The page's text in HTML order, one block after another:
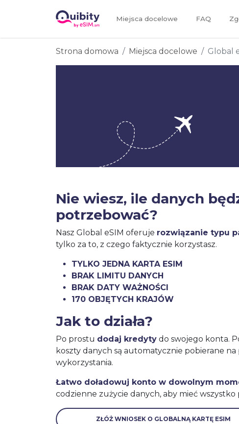
Miejsca docelowe FAQ
Strona domowa Miejsca docelowe Global
Nie wiesz, ile danych
potrzebować?
Nasz Global eSIM oferuje rozwiązanie typu
tylko za to, z czego faktycznie korzystasz.
TYLKO JEDNA KARTA ESIM
BRAK LIMITU DANYCH
BRAK DATY WAŻNOŚCI
170 OBJĘTYCH KRAJÓW
Jak to działa?
Po prostu dodaj kredyty do swojego konta.
koszty danych są automatycznie pobierane na
wykorzystania.
Łatwo doładowuj konto w dowolnym
codzienne zużycie danych, aby mieć
ZŁÓŻ WNIOSEK O GLOBALNĄ KARTĘ ESIM